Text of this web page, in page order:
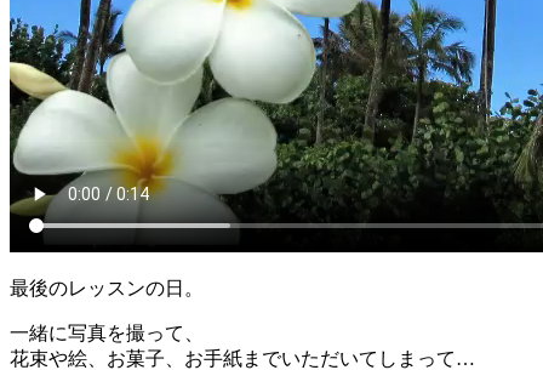
最後のレッスンの日。
一緒に写真を撮って、
花束や絵、お菓子、お手紙までいただいてしまって…